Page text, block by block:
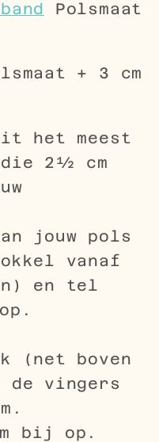
Polsmaat
+ 3 cm
het meest
2½ cm
jouw pols
vanaf
en tel
(net boven
de vingers
bij op.